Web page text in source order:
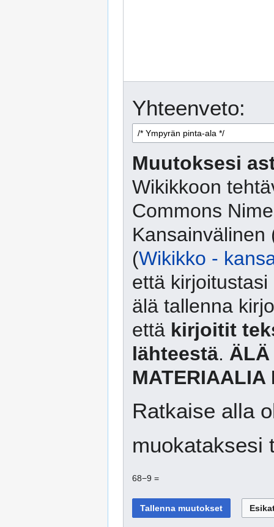
Yhteenveto:
Muutoksesi
Wikikkoon
Commons
Kansainvälinen
(Wikikko -
että
älä tallenna
että kirjoitit
lähteestä. ÄLÄ
MATERIAALIA
Ratkaise alla
muokataksesi
68−9 =